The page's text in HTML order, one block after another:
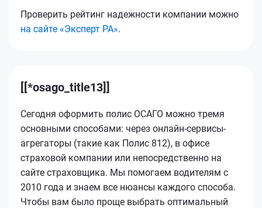
Проверить рейтинг надежности компании можно
на сайте «Эксперт РА».
[[*osago_title13]]
Сегодня оформить полис ОСАГО можно тремя
основными способами: через онлайн-сервисы-
агрегаторы (такие как Полис 812), в офисе
страховой компании или непосредственно на
сайте страховщика. Мы помогаем водителям с
2010 года и знаем все нюансы каждого способа.
Чтобы вам было проще выбрать оптимальный